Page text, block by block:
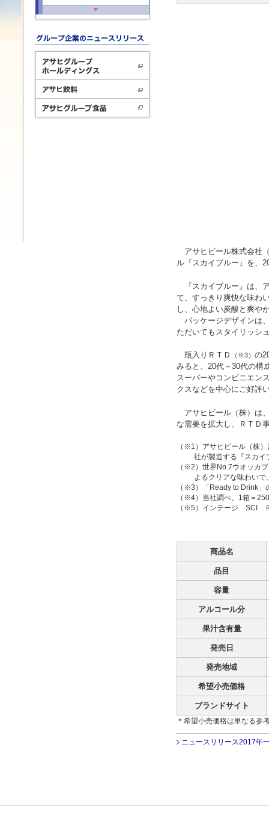
アサヒビール株式会社
ル『スカイブルー』を、
『スカイブルー』は、
て、すっきり爽快な味わ
し、心地よい炭酸と爽や
パッケージデザインは
ただいてもスタイリッシ
瓶入りＲＴＤ （※3） の
みると、20代～30代の構
スーパーやコンビニエン
クスなどを中心にご好評
アサヒビール（株）は
な需要を拡大し、ＲＴＤ
（※1）アサヒビール（株
社が製造する『スカ
（※2）世界No.7ウオッカ
よるクリアな味わい
（※3）「Ready to Drink」
（※4）当社調べ。1箱＝
（※5）インテージ SCI
商品名
品目
容量
アルコール分
果汁含有量
発売日
発売地域
希望小売価格
ブランドサイト
＊希望小売価格は単なる参
ニュースリリース2017年